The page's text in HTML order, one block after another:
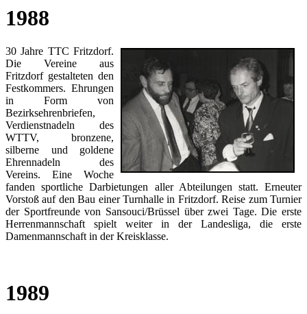
1988
30 Jahre TTC Fritzdorf.
Die Vereine aus
Fritzdorf gestalteten den
Festkommers. Ehrungen
in Form von
Bezirksehrenbriefen,
Verdienstnadeln des
WTTV, bronzene,
silberne und goldene
Ehrennadeln des
Vereins. Eine Woche
fanden sportliche Darbietungen aller Abteilungen statt. Erneuter
Vorstoß auf den Bau einer Turnhalle in Fritzdorf. Reise zum Turnier
der Sportfreunde von Sansouci/Brüssel über zwei Tage. Die erste
Herrenmannschaft spielt weiter in der Landesliga, die erste
Damenmannschaft in der Kreisklasse.
1989